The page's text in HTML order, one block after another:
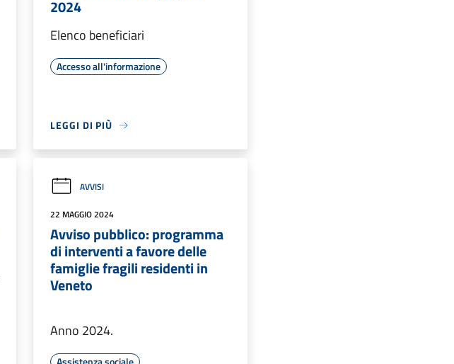
2024
Elenco beneficiari
Accesso all'informazione
LEGGI DI PIÙ
AVVISI
22 MAGGIO 2024
Avviso pubblico: programma
di interventi a favore delle
famiglie fragili residenti in
Veneto
Anno 2024.